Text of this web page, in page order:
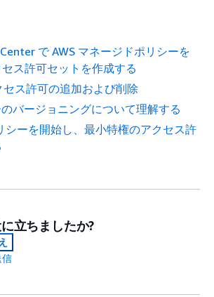
で AWS マネージドポリシーを
ス許可セットを作成する
セス許可の追加および削除
バージョニングについて理解する
シーを開始し、最小特権のアクセス許
立ちましたか?
信